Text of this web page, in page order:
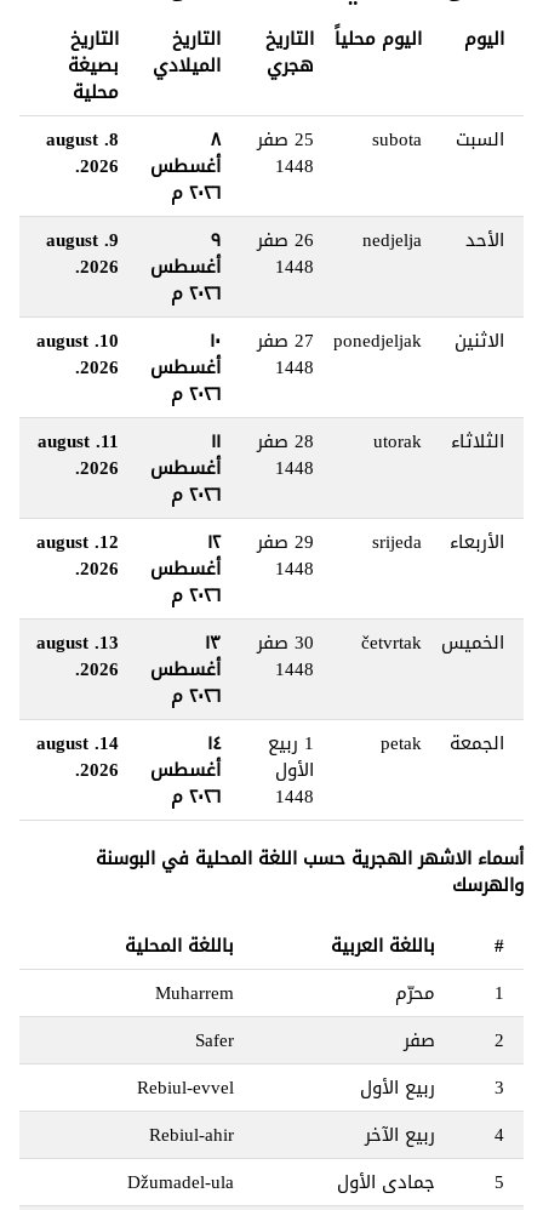
اليوم اليوم محلياً التاريخ
هجري
التاريخ
الميلادي
التاريخ
بصيغة
محلية
السبت
subota 25 صفر
1448
٨
أغسطس
٢٠٢٦ م
8. august
2026.
الأحد nedjelja 26 صفر
1448
٩
أغسطس
٢٠٢٦ م
9. august
2026.
الاثنين ponedjeljak 27 صفر
1448
١٠
أغسطس
٢٠٢٦ م
10. august
2026.
الثلاثاء utorak 28 صفر
1448
١١
أغسطس
٢٠٢٦ م
11. august
2026.
الأربعاء srijeda 29 صفر
1448
١٢
أغسطس
٢٠٢٦ م
12. august
2026.
الخميس četvrtak 30 صفر
1448
١٣
أغسطس
٢٠٢٦ م
13. august
2026.
الجمعة petak 1 ربيع
الأول
1448
١٤
أغسطس
٢٠٢٦ م
14. august
2026.
أسماء الاشهر الهجرية حسب اللغة المحلية في البوسنة
والهرسك
#
باللغة العربية
باللغة المحلية
1
محرّم
Muharrem
2
صفر
Safer
3
ربيع الأول
Rebiul-evvel
4
ربيع الآخر
Rebiul-ahir
5
جمادى الأول
Džumadel-ula